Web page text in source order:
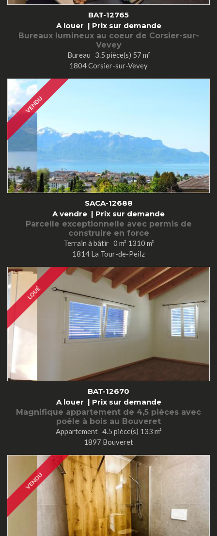
BAT-12765
A louer | Prix sur demande
Bureaux lumineux au coeur de Corsier-sur-
Vevey
Bureau 3.5 pièce(s) 57 m²
1804 Corsier-sur-Vevey
VENDU
SACA-12688
A vendre | Prix sur demande
Parcelle exceptionnelle avec permis de
construire en force
Terrain à bâtir 0 m² 1310 m²
1814 La Tour-de-Peilz
LOUÉ
BAT-12670
A louer | Prix sur demande
Magnifique appartement de 4,5 pièces avec
poêle à bois au Bouveret
Appartement 4.5 pièce(s) 133 m²
1897 Bouveret
VENDU